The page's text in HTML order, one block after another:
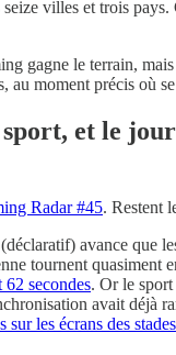
villes et trois
gagne le terrain,
moment précis où
et le
Radar #45. Restent
(déclaratif) avance que
tournent quasiment
secondes. Or le
avait déjà
les écrans des stades